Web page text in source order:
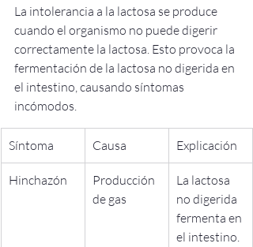
La intolerancia a la lactosa se produce
cuando el organismo no puede digerir
correctamente la lactosa. Esto provoca la
fermentación de la lactosa no digerida en
el intestino, causando síntomas
incómodos.
Síntoma Causa Explicación
Hinchazón
Producción
de gas
La lactosa
no digerida
fermenta en
el intestino.